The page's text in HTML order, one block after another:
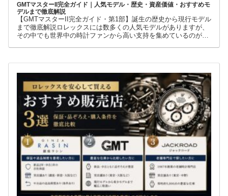
GMTマスターII完全ガイド｜人気モデル・歴史・資産価値・おすすめモ
デルまで徹底解説
【GMTマスターII完全ガイド・第1部】誕生の歴史から現行モデル
まで徹底解説ロレックスには数多くの人気モデルがありますが、
その中でも世界中の時計ファンから高い支持を集めているのが